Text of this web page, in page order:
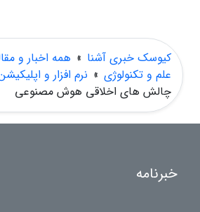
کیوسک خبری آشنا » همه اخبار و
علم و تکنولوژی » نرم افزار و
چالش های اخلاقی هوش مصنوعی
خبرنامه